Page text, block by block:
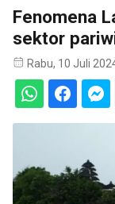
Fenomena
sektor
Rabu, 10 Juli